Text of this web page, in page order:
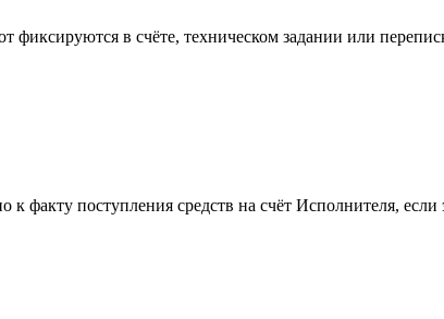
фиксируются в счёте, техническом задании или
факту поступления средств на счёт Исполнителя, если